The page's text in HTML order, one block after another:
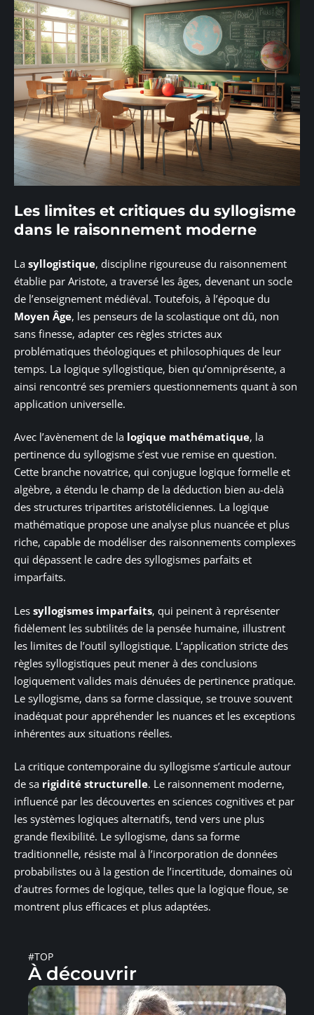
Les limites et critiques du syllogisme
dans le raisonnement moderne
La syllogistique, discipline rigoureuse du raisonnement
établie par Aristote, a traversé les âges, devenant un socle
de l’enseignement médiéval. Toutefois, à l’époque du
Moyen Âge, les penseurs de la scolastique ont dû, non
sans finesse, adapter ces règles strictes aux
problématiques théologiques et philosophiques de leur
temps. La logique syllogistique, bien qu’omniprésente, a
ainsi rencontré ses premiers questionnements quant à son
application universelle.
Avec l’avènement de la logique mathématique, la
pertinence du syllogisme s’est vue remise en question.
Cette branche novatrice, qui conjugue logique formelle et
algèbre, a étendu le champ de la déduction bien au-delà
des structures tripartites aristotéliciennes. La logique
mathématique propose une analyse plus nuancée et plus
riche, capable de modéliser des raisonnements complexes
qui dépassent le cadre des syllogismes parfaits et
imparfaits.
Les syllogismes imparfaits, qui peinent à représenter
fidèlement les subtilités de la pensée humaine, illustrent
les limites de l’outil syllogistique. L’application stricte des
règles syllogistiques peut mener à des conclusions
logiquement valides mais dénuées de pertinence pratique.
Le syllogisme, dans sa forme classique, se trouve souvent
inadéquat pour appréhender les nuances et les exceptions
inhérentes aux situations réelles.
La critique contemporaine du syllogisme s’articule autour
de sa rigidité structurelle. Le raisonnement moderne,
influencé par les découvertes en sciences cognitives et par
les systèmes logiques alternatifs, tend vers une plus
grande flexibilité. Le syllogisme, dans sa forme
traditionnelle, résiste mal à l’incorporation de données
probabilistes ou à la gestion de l’incertitude, domaines où
d’autres formes de logique, telles que la logique floue, se
montrent plus efficaces et plus adaptées.
#TOP
À découvrir